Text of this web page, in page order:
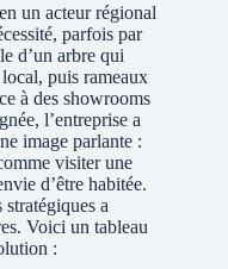
un acteur régional
parfois par
d’un arbre qui
puis rameaux
à des showrooms
l’entreprise a
image parlante :
visiter une
d’être habitée.
a
Voici un tableau
: